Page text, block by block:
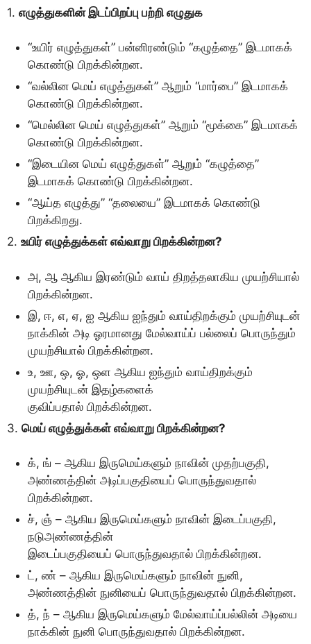
1. எழுத்துகளின் இடப்பிறப்பு பற்றி எழுதுக
“உயிர் எழுத்துகள்” பன்னிரண்டும் “கழுத்தை” இடமாகக்
கொண்டு பிறக்கின்றன.
“வல்லின மெய் எழுத்துகள்” ஆறும் “மார்பை” இடமாகக்
கொண்டு பிறக்கின்றன.
“மெல்லின மெய் எழுத்துகள்” ஆறும் “மூக்கை” இடமாகக்
கொண்டு பிறக்கின்றன.
“இடையின மெய் எழுத்துகள்” ஆறும் “கழுத்தை”
இடமாகக் கொண்டு பிறக்கின்றன.
“ஆய்த எழுத்து” “தலையை” இடமாகக் கொண்டு
பிறக்கிறது.
2. உயிர் எழுத்துக்கள் எவ்வாறு பிறக்கின்றன?
அ, ஆ ஆகிய இரண்டும் வாய் திறத்தலாகிய முயற்சியால்
பிறக்கின்றன.
இ, ஈ, எ, ஏ, ஐ ஆகிய ஐந்தும் வாய்திறக்கும் முயற்சியுடன்
நாக்கின் அடி ஓரமானது மேல்வாய்ப் பல்லைப் பொருந்தும்
முயற்சியால் பிறக்கின்றன.
உ, ஊ, ஒ, ஓ, ஒள ஆகிய ஐந்தும் வாய்திறக்கும்
முயற்சியுடன் இதழ்களைக்
குவிப்பதால் பிறக்கின்றன.
3. மெய் எழுத்துக்கள் எவ்வாறு பிறக்கின்றன?
க், ங் – ஆகிய இருமெய்களும் நாவின் முதற்பகுதி,
அண்ணத்தின் அடிப்பகுதியைப் பொருந்துவதால்
பிறக்கின்றன.
ச், ஞ் – ஆகிய இருமெய்களும் நாவின் இடைப்பகுதி,
நடுஅண்ணத்தின்
இடைப்பகுதியைப் பொருந்துவதால் பிறக்கின்றன.
ட், ண் – ஆகிய இருமெய்களும் நாவின் நுனி,
அண்ணத்தின் நுனியைப் பொருந்துவதால் பிறக்கின்றன.
த், ந் – ஆகிய இருமெய்களும் மேல்வாய்ப்பல்லின் அடியை
நாக்கின் நுனி பொருந்துவதால் பிறக்கின்றன.